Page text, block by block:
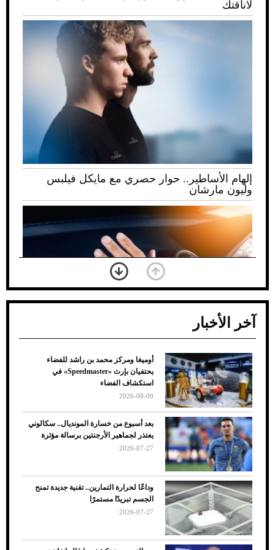
لأناقتك
إلهام الأساطير.. حوار حصري مع مايكل فيلبس
وليون مارشان
ضعف تبريد مكيف السيارة عند الوقوف.. أشهر
الأسباب والحلول
آخر الأخبار
أوميغا ومركز محمد بن راشد للفضاء
يحتفيان بإرث «Speedmaster» في
استكشاف الفضاء
2026-08-09
بعد أسبوع من خسارة المونديال.. سكالوني
يعتذر لجماهير الأرجنتين برسالة مؤثرة
2026-07-27
وداعًا لحرارة التمارين.. تقنية جديدة تمنح
الجسم تبريدًا مستمرًا
2026-07-27